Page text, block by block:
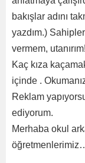
bakışlar adını
yazdım.)
vermem,
Kaç kıza
içinde .
Reklam
ediyorum.
Merhaba okul